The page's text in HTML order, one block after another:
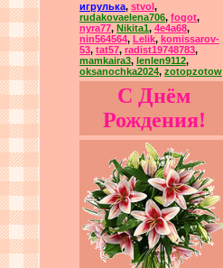
игрулька, stvol ,
rudakovaelena706, fogot,
nyra77, Nikita1, 4e4a68,
nin564564, Lelik, komissarov-
53, tat57, radist19748783,
mamkaira3, lenlen9112,
oksanochka2024, zotopzotow
С Днём
Рождения!